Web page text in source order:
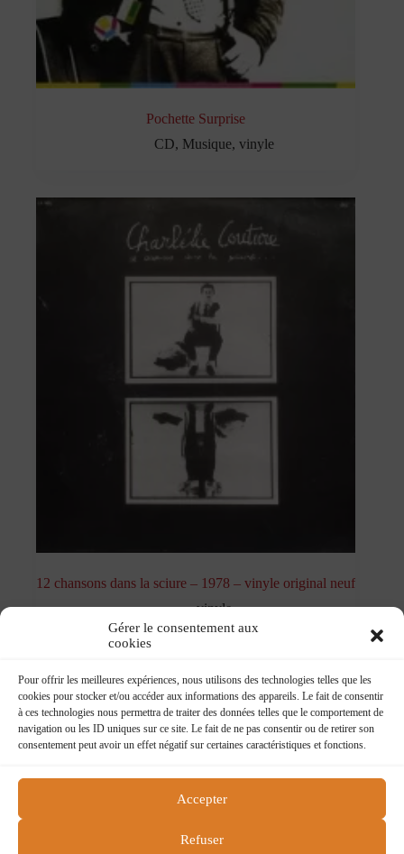
Gérer le consentement aux
cookies
Pour offrir les meilleures expériences, nous utilisons des technologies telles que les
cookies pour stocker et/ou accéder aux informations des appareils. Le fait de consentir
à ces technologies nous permettra de traiter des données telles que le comportement de
navigation ou les ID uniques sur ce site. Le fait de ne pas consentir ou de retirer son
consentement peut avoir un effet négatif sur certaines caractéristiques et fonctions.
Accepter
Refuser
Pochette Surprise
CD, Musique, vinyle
12 chansons dans la sciure – 1978 – vinyle original neuf
vinyle
Flying boat